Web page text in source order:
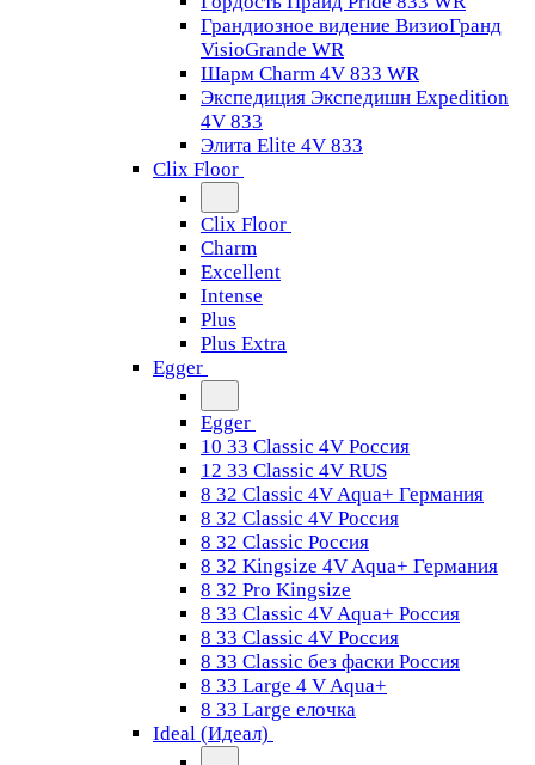
Грандиозное видение ВизиоГранд
VisioGrande WR
Шарм Charm 4V 833 WR
Экспедиция Экспедишн Expedition
4V 833
Элита Elite 4V 833
Clix Floor
Clix Floor
Charm
Excellent
Intense
Plus
Plus Extra
Egger
Egger
10 33 Classic 4V Россия
12 33 Classic 4V RUS
8 32 Classic 4V Aqua+ Германия
8 32 Classic 4V Россия
8 32 Classic Россия
8 32 Kingsize 4V Aqua+ Германия
8 32 Pro Kingsize
8 33 Classic 4V Aqua+ Россия
8 33 Classic 4V Россия
8 33 Classic без фаски Россия
8 33 Large 4 V Aqua+
8 33 Large елочка
Ideal (Идеал)